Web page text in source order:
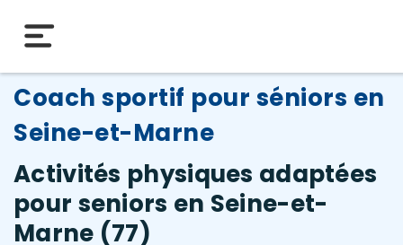
Coach sportif pour séniors en
Seine-et-Marne
Activités physiques adaptées
pour seniors en Seine-et-
Marne (77)